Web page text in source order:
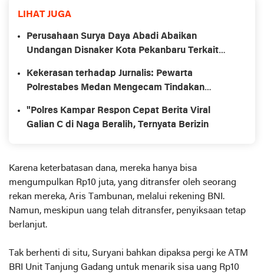
LIHAT JUGA
Perusahaan Surya Daya Abadi Abaikan
Undangan Disnaker Kota Pekanbaru Terkait
Kekerasan terhadap Jurnalis: Pewarta
Polrestabes Medan Mengecam Tindakan
"Polres Kampar Respon Cepat Berita Viral
Galian C di Naga Beralih, Ternyata Berizin
Karena keterbatasan dana, mereka hanya bisa
mengumpulkan Rp10 juta, yang ditransfer oleh seorang
rekan mereka, Aris Tambunan, melalui rekening BNI.
Namun, meskipun uang telah ditransfer, penyiksaan tetap
berlanjut.
Tak berhenti di situ, Suryani bahkan dipaksa pergi ke ATM
BRI Unit Tanjung Gadang untuk menarik sisa uang Rp10